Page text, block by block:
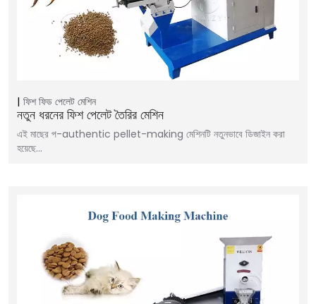
ফিশ ফিড পেলেট মেশিন
নতুন ধরনের ফিশ পেলেট তৈরির মেশিন
এই মাছের প-authentic pellet-making মেশিনটি নতুনভাবে ডিজাইন করা
হয়েছে...